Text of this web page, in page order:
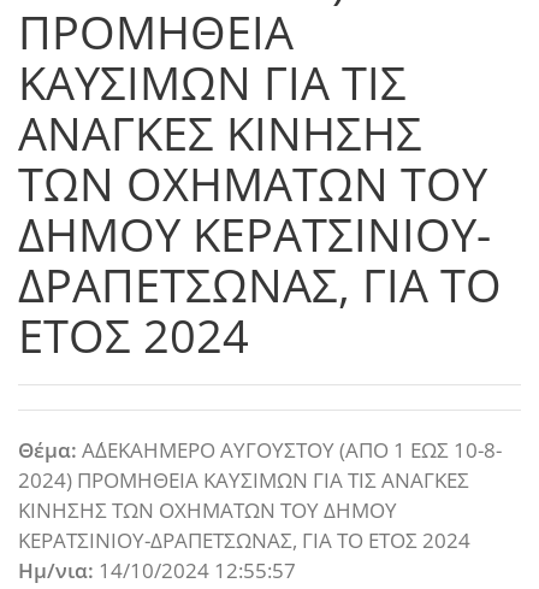
ΠΡΟΜΗΘΕΙΑ
ΚΑΥΣΙΜΩΝ ΓΙΑ ΤΙΣ
ΑΝΑΓΚΕΣ ΚΙΝΗΣΗΣ
ΤΩΝ ΟΧΗΜΑΤΩΝ ΤΟΥ
ΔΗΜΟΥ ΚΕΡΑΤΣΙΝΙΟΥ-
ΔΡΑΠΕΤΣΩΝΑΣ, ΓΙΑ ΤΟ
ΕΤΟΣ 2024
Θέμα: Α΄ΔΕΚΑΗΜΕΡΟ ΑΥΓΟΥΣΤΟΥ (ΑΠΟ 1 ΕΩΣ 10-8-
2024) ΠΡΟΜΗΘΕΙΑ ΚΑΥΣΙΜΩΝ ΓΙΑ ΤΙΣ ΑΝΑΓΚΕΣ
ΚΙΝΗΣΗΣ ΤΩΝ ΟΧΗΜΑΤΩΝ ΤΟΥ ΔΗΜΟΥ
ΚΕΡΑΤΣΙΝΙΟΥ-ΔΡΑΠΕΤΣΩΝΑΣ, ΓΙΑ ΤΟ ΕΤΟΣ 2024
Ημ/νια: 14/10/2024 12:55:57